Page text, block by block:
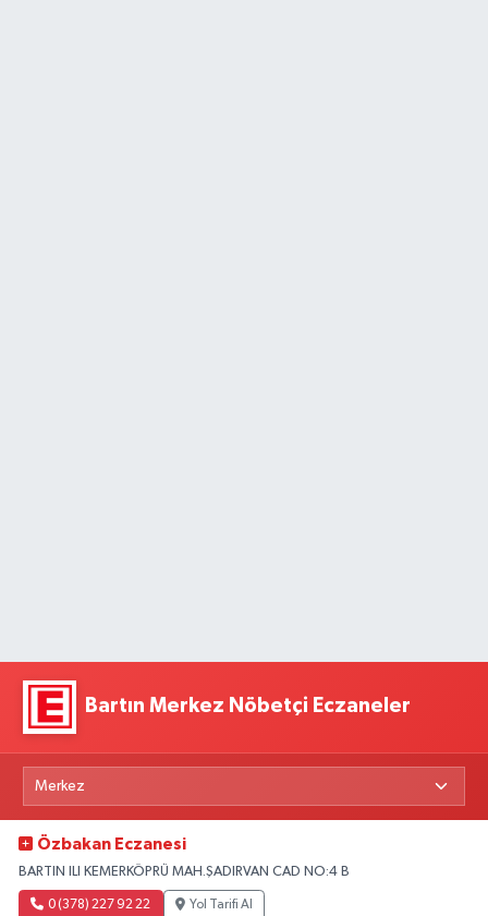
Bartın Merkez Nöbetçi Eczaneler
Özbakan Eczanesi
BARTIN ILI KEMERKÖPRÜ MAH.ŞADIRVAN CAD NO:4 B
0 (378) 227 92 22 Yol Tarifi Al